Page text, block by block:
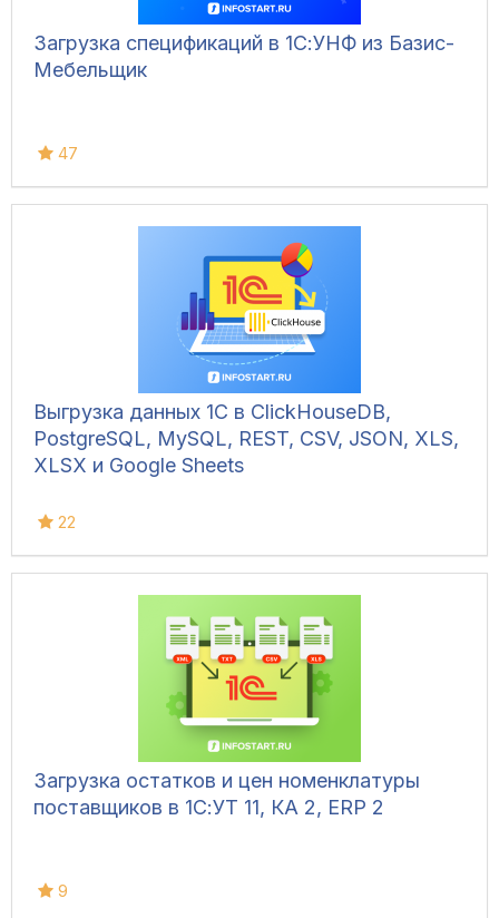
Загрузка спецификаций в 1С:УНФ из Базис-
Мебельщик
47
Выгрузка данных 1С в ClickHouseDB,
PostgreSQL, MySQL, REST, CSV, JSON, XLS,
XLSX и Google Sheets
22
Загрузка остатков и цен номенклатуры
поставщиков в 1С:УТ 11, КА 2, ERP 2
9